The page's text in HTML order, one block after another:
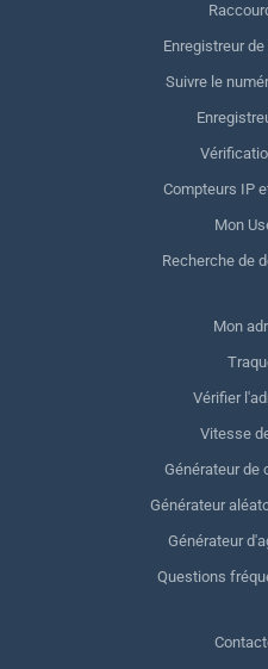
Enregistreur
Suivre le
Compteurs IP
Mon
Recherche de
Mon
Vérifier
Vitesse
Générateur de
Générateur
Générateur
Questions